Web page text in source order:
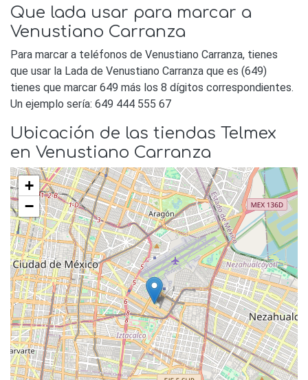
Que lada usar para marcar a
Venustiano Carranza
Para marcar a teléfonos de Venustiano Carranza, tienes
que usar la Lada de Venustiano Carranza que es (649)
tienes que marcar 649 más los 8 dígitos correspondientes.
Un ejemplo sería: 649 444 555 67
Ubicación de las tiendas Telmex
en Venustiano Carranza
+
−